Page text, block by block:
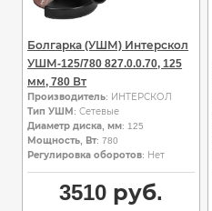
Болгарка (УШМ) Интерскол
УШМ-125/780 827.0.0.70, 125
мм, 780 Вт
Производитель: ИНТЕРСКОЛ
Тип УШМ : Сетевые
Диаметр диска, мм: 125
Мощность, Вт: 780
Регулировка оборотов: Нет
3510руб.